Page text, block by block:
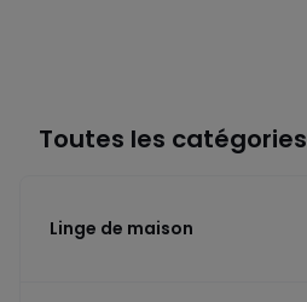
Toutes les catégories
Linge de maison